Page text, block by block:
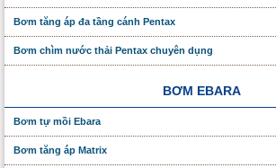
Bơm tăng áp đa tầng cánh Pentax
Bơm chìm nước thải Pentax chuyên dụng
BƠM EBARA
Bơm tự mồi Ebara
Bơm tăng áp Matrix